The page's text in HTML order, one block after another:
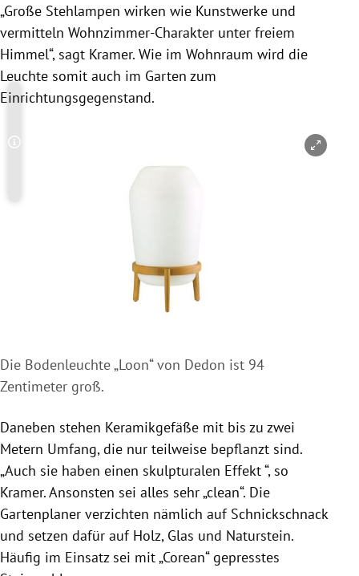
„Große Stehlampen wirken wie Kunstwerke und
vermitteln Wohnzimmer-Charakter unter freiem
Himmel“, sagt Kramer. Wie im Wohnraum wird die
Leuchte somit auch im Garten zum
Einrichtungsgegenstand.
Copyright-Hinweis öffnen/schließen
Die Bodenleuchte „Loon“ von Dedon ist 94
Zentimeter groß.
Daneben stehen Keramikgefäße mit bis zu zwei
Metern Umfang, die nur teilweise bepflanzt sind.
„Auch sie haben einen skulpturalen Effekt “, so
Kramer. Ansonsten sei alles sehr „clean“. Die
Gartenplaner verzichten nämlich auf Schnickschnack
und setzen dafür auf Holz, Glas und Naturstein.
Häufig im Einsatz sei mit „Corean“ gepresstes